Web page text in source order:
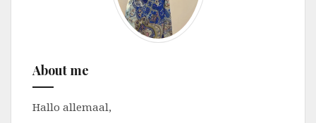
About me
Hallo allemaal,